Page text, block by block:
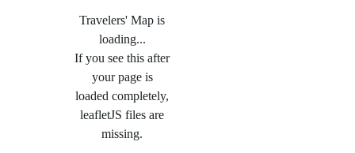
Travelers' Map is
loading...
If you see this after
your page is
loaded completely,
leafletJS files are
missing.